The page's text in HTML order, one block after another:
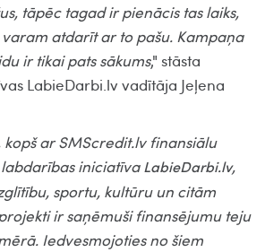
tāpēc tagad ir pienācis tas laiks,
atdarīt ar to pašu. Kampaņa
ir tikai pats sākums," stāsta
LabieDarbi.lv vadītāja Jeļena
ar SMScredit.lv finansiālu
iniciatīvaLabieDarbi.lv,
sportu, kultūru un citām
ir saņēmuši finansējumu teju
Iedvesmojoties no šiem